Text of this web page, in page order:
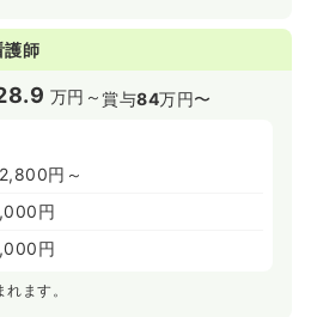
護師
万円～賞与84万円〜
円～
円
円
ます。